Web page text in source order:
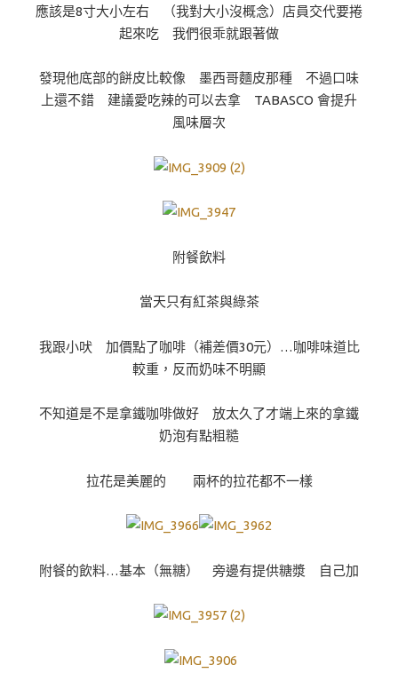
應該是8寸大小左右 （我對大小沒概念）店員交代要捲
起來吃 我們很乖就跟著做
發現他底部的餅皮比較像 墨西哥麵皮那種 不過口味
上還不錯 建議愛吃辣的可以去拿 TABASCO 會提升
風味層次
附餐飲料
當天只有紅茶與綠茶
我跟小吠 加價點了咖啡（補差價30元）…咖啡味道比
較重，反而奶味不明顯
不知道是不是拿鐵咖啡做好 放太久了才端上來的拿鐵
奶泡有點粗糙
拉花是美麗的 兩杯的拉花都不一樣
附餐的飲料…基本（無糖） 旁邊有提供糖漿 自己加